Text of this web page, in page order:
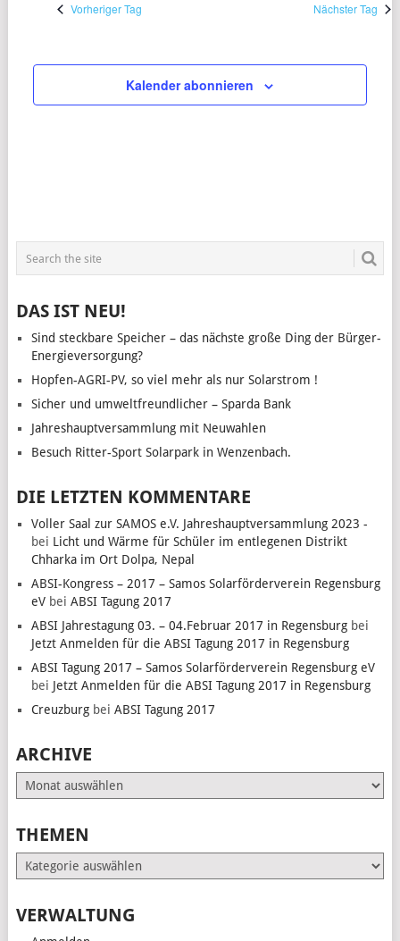
Vorheriger Tag Nächster Tag
Kalender abonnieren
DAS IST NEU!
Sind steckbare Speicher – das nächste große Ding der Bürger-
Energieversorgung?
Hopfen-AGRI-PV, so viel mehr als nur Solarstrom !
Sicher und umweltfreundlicher – Sparda Bank
Jahreshauptversammlung mit Neuwahlen
Besuch Ritter-Sport Solarpark in Wenzenbach.
DIE LETZTEN KOMMENTARE
Voller Saal zur SAMOS e.V. Jahreshauptversammlung 2023 -
bei Licht und Wärme für Schüler im entlegenen Distrikt
Chharka im Ort Dolpa, Nepal
ABSI-Kongress – 2017 – Samos Solarförderverein Regensburg
eVbei ABSI Tagung 2017
ABSI Jahrestagung 03. – 04.Februar 2017 in Regensburgbei
Jetzt Anmelden für die ABSI Tagung 2017 in Regensburg
ABSI Tagung 2017 – Samos Solarförderverein Regensburg eV
bei Jetzt Anmelden für die ABSI Tagung 2017 in Regensburg
Creuzburgbei ABSI Tagung 2017
ARCHIVE
Archive
THEMEN
Themen
VERWALTUNG